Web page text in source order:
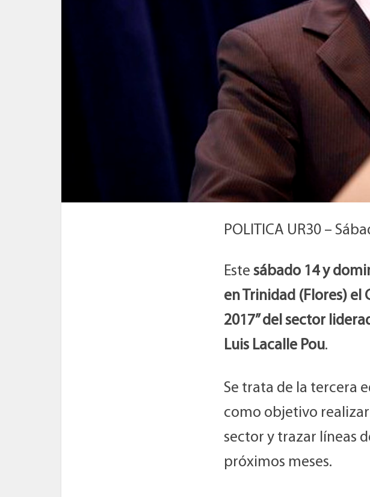
POLITICA UR30 –
Este sábado 14 y
en Trinidad (Flores) el
2017” del sector
Luis Lacalle Pou.
Se trata de la tercera
como objetivo
sector y trazar líneas
próximos meses.